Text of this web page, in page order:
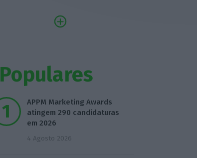
Populares
APPM Marketing Awards
atingem 290 candidaturas
em 2026
4 Agosto 2026